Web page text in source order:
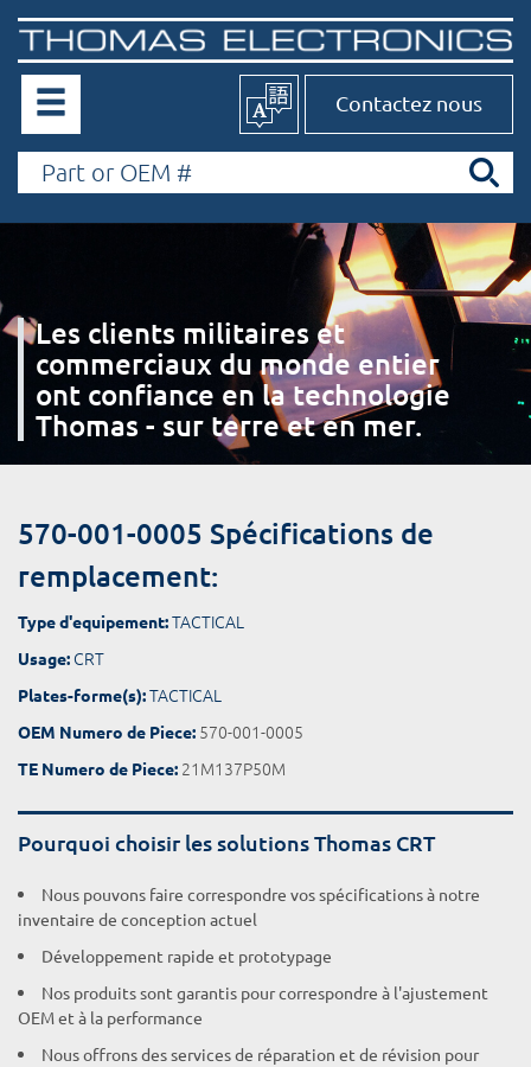
Contactez nous
Les clients militaires et
commerciaux du monde entier
ont confiance en la technologie
Thomas - sur terre et en mer.
570-001-0005 Spécifications de
remplacement:
Type d'equipement:TACTICAL
Usage: CRT
Plates-forme(s):TACTICAL
OEM Numero de Piece: 570-001-0005
TE Numero de Piece: 21M137P50M
Pourquoi choisir les solutions Thomas CRT
Nous pouvons faire correspondre vos spécifications à notre
inventaire de conception actuel
Développement rapide et prototypage
Nos produits sont garantis pour correspondre à l'ajustement
OEM et à la performance
Nous offrons des services de réparation et de révision pour